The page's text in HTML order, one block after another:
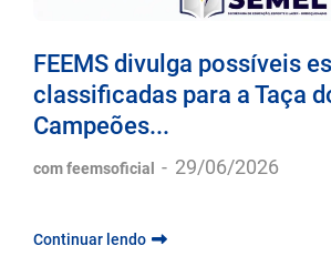
FEEMS divulga possíveis
classificadas para a Taça
Campeões...
com feemsoficial - 29/06/2026
Continuar lendo